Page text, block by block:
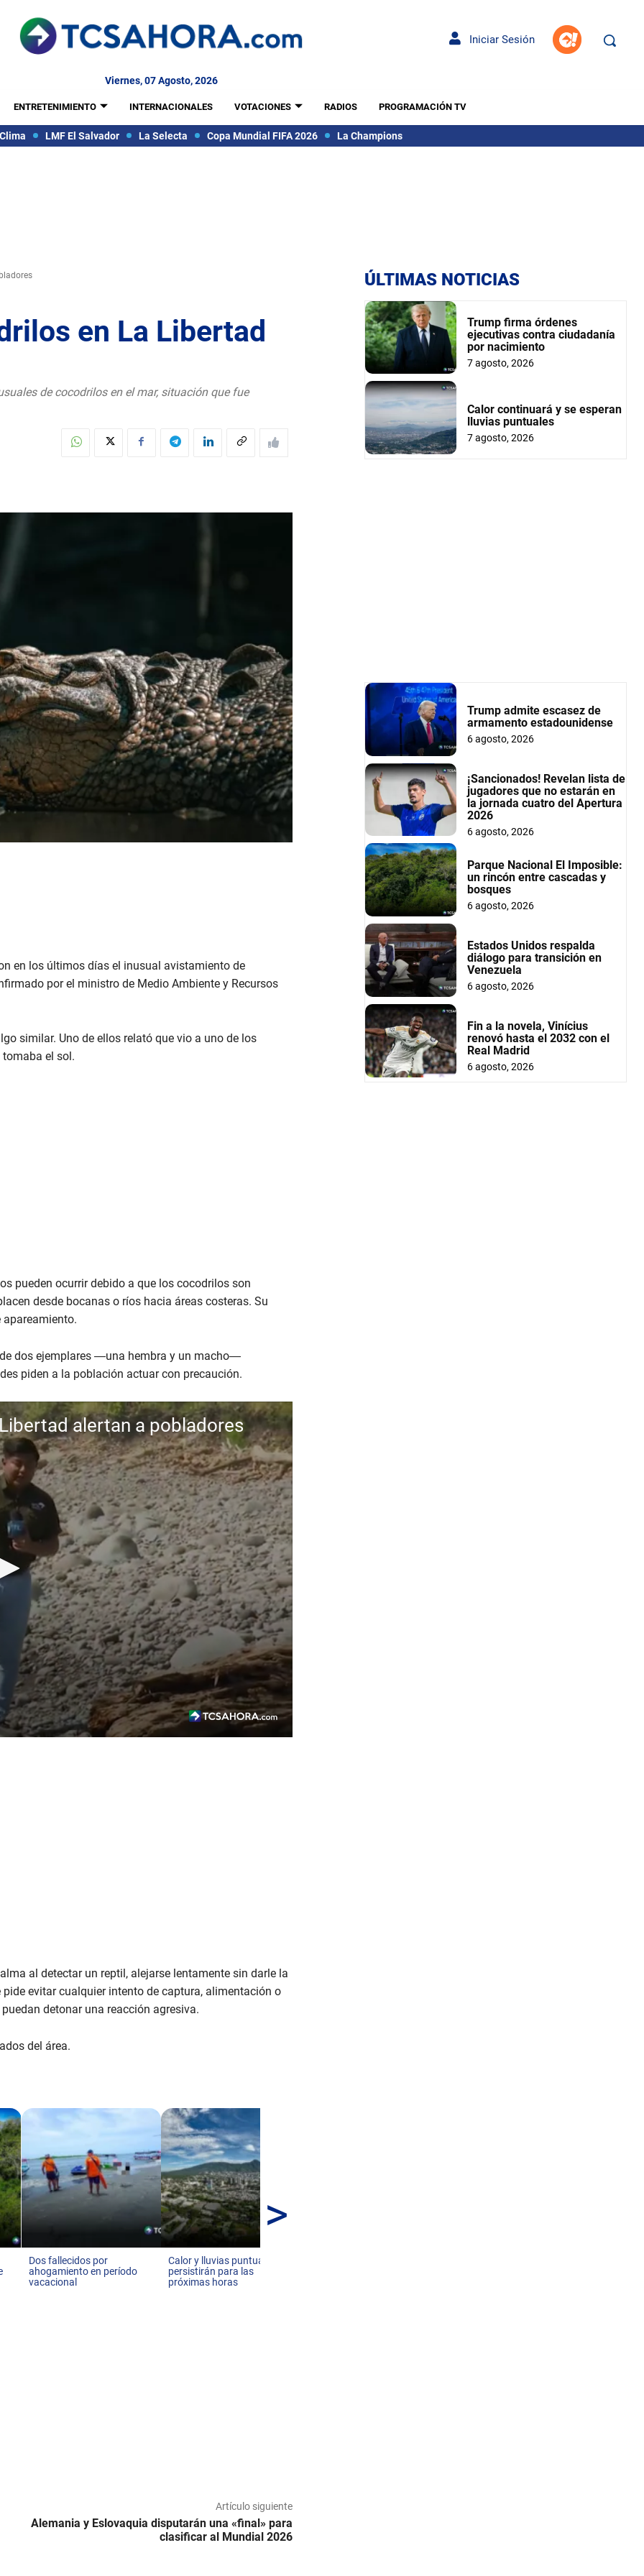
Iniciar Sesión
Viernes, 07 Agosto, 2026
ENTRETENIMIENTO INTERNACIONALES VOTACIONES RADIOS PROGRAMACIÓN TV
Clima LMF El Salvador La Selecta Copa Mundial FIFA 2026 La Champions
en La Libertad
de cocodrilos en el mar, situación que fue
en los últimos días el inusual avistamiento de
por el ministro de Medio Ambiente y Recursos
similar. Uno de ellos relató que vio a uno de los
tomaba el sol.
pueden ocurrir debido a que los cocodrilos son
desde bocanas o ríos hacia áreas costeras. Su
apareamiento.
dos ejemplares —una hembra y un macho—
piden a la población actuar con precaución.
alertan a pobladores
al detectar un reptil, alejarse lentamente sin darle la
evitar cualquier intento de captura, alimentación o
detonar una reacción agresiva.
del área.
Dos fallecidos por
ahogamiento en período
vacacional
Calor y lluvias puntuales
persistirán para las
próximas horas
>
Artículo siguiente
Alemania y Eslovaquia disputarán una «final» para
clasificar al Mundial 2026
ÚLTIMAS NOTICIAS
Trump firma órdenes
ejecutivas contra ciudadanía
por nacimiento
7 agosto, 2026
Calor continuará y se esperan
lluvias puntuales
7 agosto, 2026
Trump admite escasez de
armamento estadounidense
6 agosto, 2026
¡Sancionados! Revelan lista de
jugadores que no estarán en
la jornada cuatro del Apertura
2026
6 agosto, 2026
Parque Nacional El Imposible:
un rincón entre cascadas y
bosques
6 agosto, 2026
Estados Unidos respalda
diálogo para transición en
Venezuela
6 agosto, 2026
Fin a la novela, Vinícius
renovó hasta el 2032 con el
Real Madrid
6 agosto, 2026